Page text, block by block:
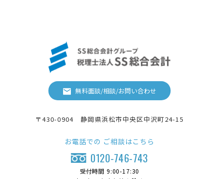
無料面談/相談/お問い合わせ
〒430-0904 静岡県浜松市中央区中沢町24-15
お電話での ご相談はこちら
0120-746-743
受付時間 9:00-17:30